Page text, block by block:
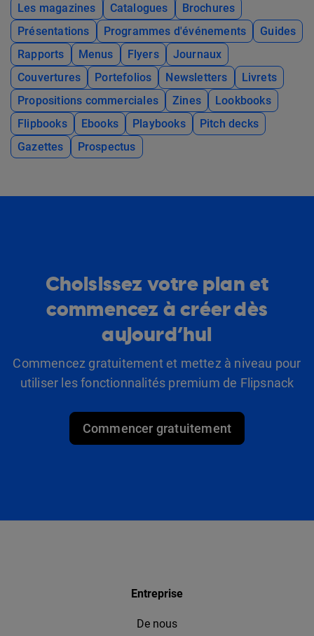
Les magazines Catalogues
Brochures
Présentations
Programmes d'événements
Guides
Rapports
Menus Flyers
Journaux
Couvertures
Portefolios Newsletters
Livrets
Propositions commerciales
Zines
Lookbooks
Flipbooks
Ebooks Playbooks
Pitch decks
Gazettes
Prospectus
Choisissez votre plan et
commencez à créer dès
aujourd’hui
Commencez gratuitement et mettez à niveau pour
utiliser les fonctionnalités premium de Flipsnack
Commencer gratuitement
Entreprise
De nous